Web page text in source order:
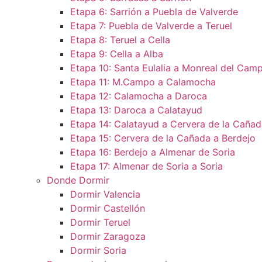
Etapa 6: Sarrión a Puebla de Valverde
Etapa 7: Puebla de Valverde a Teruel
Etapa 8: Teruel a Cella
Etapa 9: Cella a Alba
Etapa 10: Santa Eulalia a Monreal del
Etapa 11: M.Campo a Calamocha​
Etapa 12: Calamocha a Daroca ​
Etapa 13: Daroca a Calatayud
Etapa 14: Calatayud a Cervera de la
Etapa 15: Cervera de la Cañada a Berdejo
Etapa 16: Berdejo a Almenar de Soria
Etapa 17: Almenar de Soria a Soria ​
Donde Dormir
Dormir Valencia
Dormir Castellón
Dormir Teruel
Dormir Zaragoza
Dormir Soria